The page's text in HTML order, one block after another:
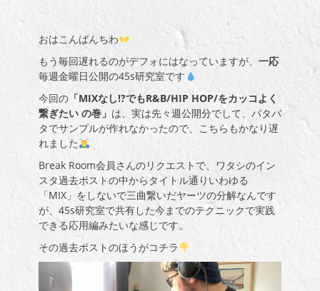
おはこんばんちわ
もう毎回遅れるのがデフォにはなっていますが、 一応
毎週金曜日公開の45s研究室です
今回の 「MIXなし!?でもR&B/HIP HOP/をカッコよく
繋ぎたい の巻」 は、実は先々週公開分でして、バタバ
タでサンプルが作れなかったので、こちらもかなり遅
れました
Break Room会員さんのリクエストで、ワタシのイン
スタ過去ポストの中からタイトル通りいわゆる
「MIX」をしないで三曲繋いだヤーツの分解なんです
が、45s研究室で共有した今までのテクニックで実践
できる応用編みたいな感じです。
その過去ポストのほうがコチラ